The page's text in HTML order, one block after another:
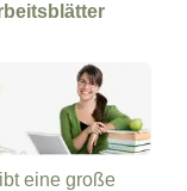
eine große